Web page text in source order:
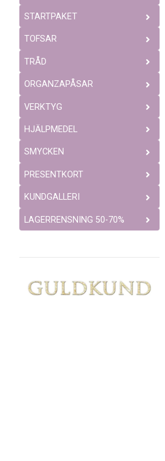
STARTPAKET
TOFSAR
TRÅD
ORGANZAPÅSAR
VERKTYG
HJÄLPMEDEL
SMYCKEN
PRESENTKORT
KUNDGALLERI
LAGERRENSNING 50-70%